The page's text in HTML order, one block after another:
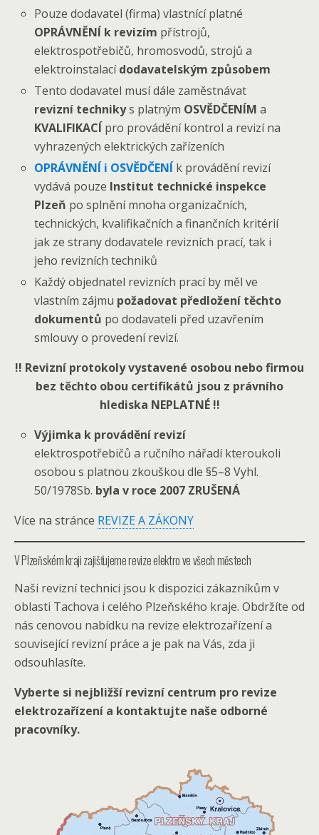
Pouze dodavatel (firma) vlastnící platné
OPRÁVNĚNÍ k revizím přístrojů,
elektrospotřebičů, hromosvodů, strojů a
elektroinstalacídodavatelským způsobem
Tento dodavatel musí dále zaměstnávat
revizní technikys platným OSVĚDČENÍM a
KVALIFIKACÍ pro provádění kontrol a revizí na
vyhrazených elektrických zařízeních
OPRÁVNĚNÍ i OSVĚDČENÍ k provádění revizí
vydává pouze Institut technické inspekce
Plzeň po splnění mnoha organizačních,
technických, kvalifikačních a finančních kritérií
jak ze strany dodavatele revizních prací, tak i
jeho revizních techniků
Každý objednatel revizních prací by měl ve
vlastním zájmu požadovat předložení těchto
dokumentů po dodavateli před uzavřením
smlouvy o provedení revizí.
!! Revizní protokoly vystavené osobou nebo firmou
bez těchto obou certifikátů jsou z právního
hlediska NEPLATNÉ !!
Výjimka k provádění revizí
elektrospotřebičů a ručního nářadí kteroukoli
osobou s platnou zkouškou dle §5–8 Vyhl.
50/1978Sb. byla v roce 2007 ZRUŠENÁ
Více na stránce REVIZE A ZÁKONY
V Plzeňském kraji zajišťujeme revize elektro ve všech městech
Naši revizní technici jsou k dispozici zákazníkům v
oblasti Tachova i celého Plzeňského kraje. Obdržíte od
nás cenovou nabídku na revize elektrozařízení a
související revizní práce a je pak na Vás, zda ji
odsouhlasíte.
Vyberte si nejbližší revizní centrum pro revize
elektrozařízení a kontaktujte naše odborné
pracovníky.